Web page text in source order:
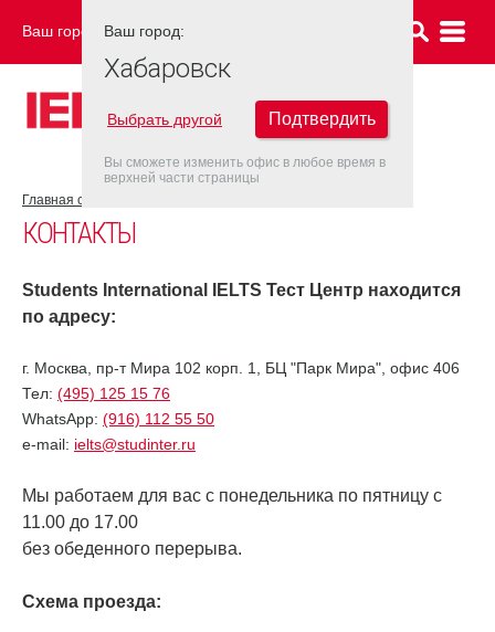
Ваш город: ХАБАРОВСК
Главная страница
КОНТАКТЫ
Students International IELTS Тест Центр находится
по адресу:
г. Москва, пр-т Мира 102 корп. 1, БЦ "Парк Мира", офис 406
Тел: (495) 125 15 76
WhatsApp: (916) 112 55 50
e-mail: ielts@studinter.ru
Мы работаем для вас с понедельника по пятницу с
11.00 до 17.00
без обеденного перерыва.
Схема проезда:
Ваш город:
Хабаровск
Выбрать другой Подтвердить
Вы сможете изменить офис в любое время в
верхней части страницы